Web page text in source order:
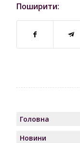
Поширити:
Головна
Новини